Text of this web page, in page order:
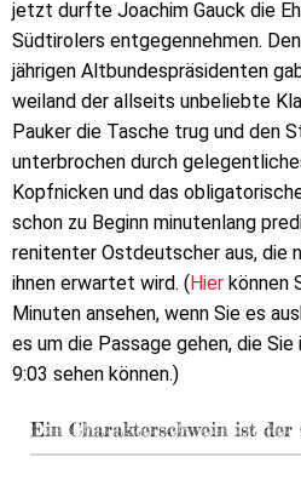
jetzt durfte Joachim Gauck die
Südtirolers entgegennehmen.
jährigen Altbundespräsidenten
weiland der allseits unbeliebte
Pauker die Tasche trug und den
unterbrochen durch
Kopfnicken und das
schon zu Beginn minutenlang
renitenter Ostdeutscher aus, die
ihnen erwartet wird. (Hier können
Minuten ansehen, wenn Sie es
es um die Passage gehen, die
9:03 sehen können.)
Ein Charakterschwein ist der